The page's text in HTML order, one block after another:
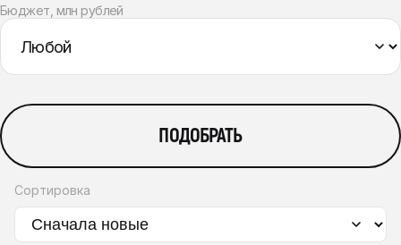
Бюджет, млн рублей
ПОДОБРАТЬ
Сортировка